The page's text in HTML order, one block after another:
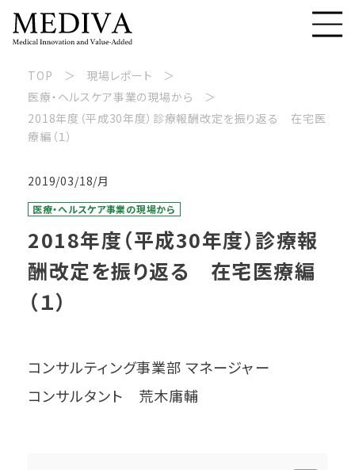
TOP
現場レポート
医療・ヘルスケア事業の現場から
2018年度（平成30年度）診療報酬改定を振り返る 在宅医
療編（１）
2019/03/18/月
医療・ヘルスケア事業の現場から
2018年度（平成30年度）診療報
酬改定を振り返る 在宅医療編
（１）
コンサルティング事業部 マネージャー
コンサルタント 荒木庸輔